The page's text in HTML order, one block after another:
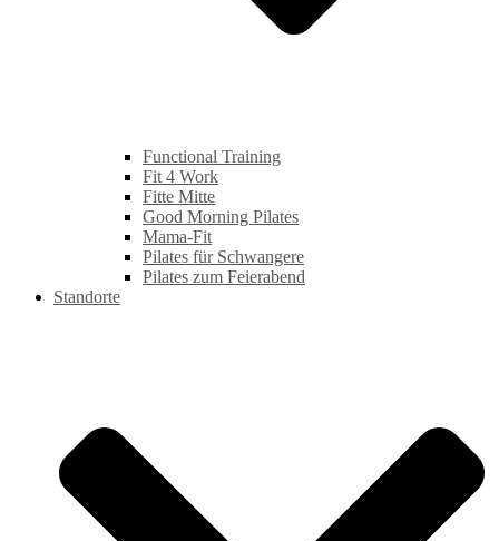
Functional Training
Fit 4 Work
Fitte Mitte
Good Morning Pilates
Mama-Fit
Pilates für Schwangere
Pilates zum Feierabend
Standorte